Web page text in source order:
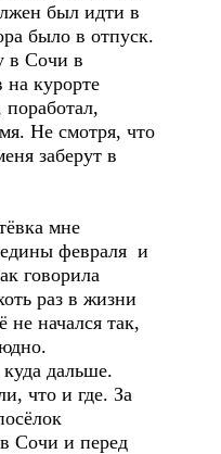
был идти в
было в отпуск.
в Сочи в
на курорте
Не смотря, что
заберут в
мне
февраля и
говорила
раз в жизни
начался так,
дальше.
что и где. За
Сочи и перед